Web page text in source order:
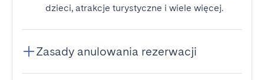
dzieci, atrakcje turystyczne i wiele więcej.
Zasady anulowania rezerwacji